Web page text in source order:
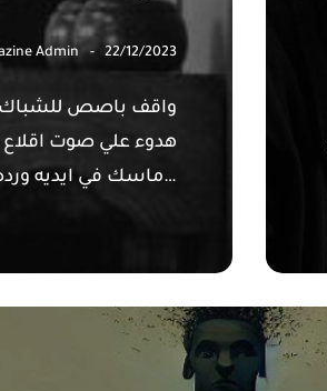
Admin 22/12/2023
واقف باصص للشباك
هدوء علي صوت
ماسك في ايديه ورده ورقها…